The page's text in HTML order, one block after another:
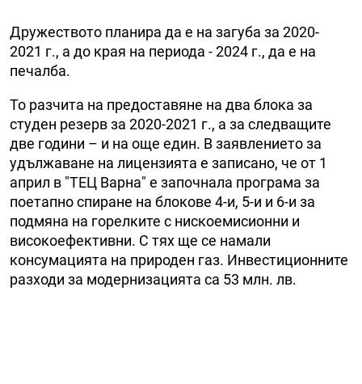
Дружеството планира да е на загуба за 2020-
2021 г., а до края на периода - 2024 г., да е на
печалба.
То разчита на предоставяне на два блока за
студен резерв за 2020-2021 г., а за следващите
две години – и на още един. В заявлението за
удължаване на лицензията е записано, че от 1
април в "ТЕЦ Варна" е започнала програма за
поетапно спиране на блокове 4-и, 5-и и 6-и за
подмяна на горелките с нискоемисионни и
високоефективни. С тях ще се намали
консумацията на природен газ. Инвестиционните
разходи за модернизацията са 53 млн. лв.